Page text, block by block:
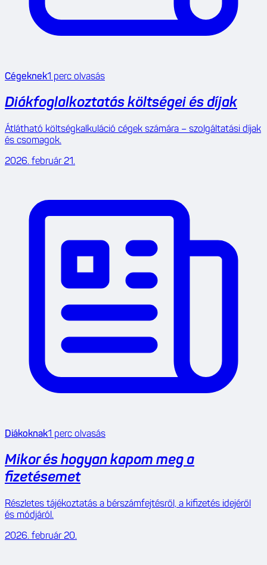
Cégeknek1 perc olvasás
Diákfoglalkoztatás költségei és díjak
Átlátható költségkalkuláció cégek számára – szolgáltatási díjak
és csomagok.
2026. február 21.
Diákoknak1 perc olvasás
Mikor és hogyan kapom meg a
fizetésemet
Részletes tájékoztatás a bérszámfejtésről, a kifizetés idejéről
és módjáról.
2026. február 20.